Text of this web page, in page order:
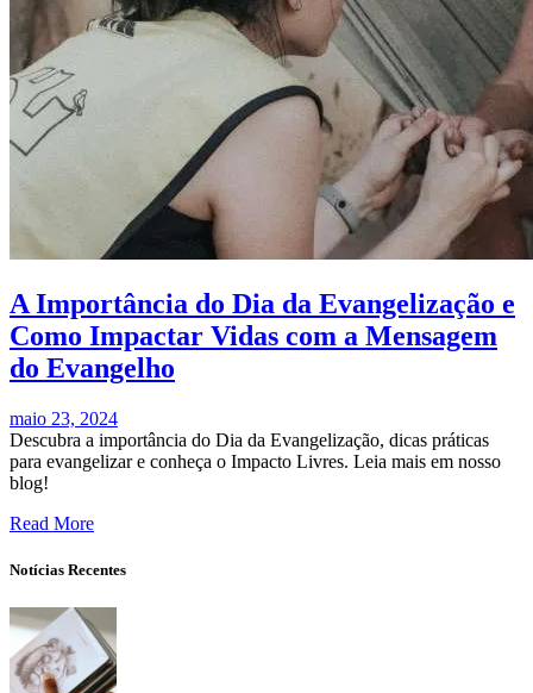
A Importância do Dia da Evangelização e
Como Impactar Vidas com a Mensagem
do Evangelho
maio 23, 2024
Descubra a importância do Dia da Evangelização, dicas práticas
para evangelizar e conheça o Impacto Livres. Leia mais em nosso
blog!
Read More
Notícias Recentes